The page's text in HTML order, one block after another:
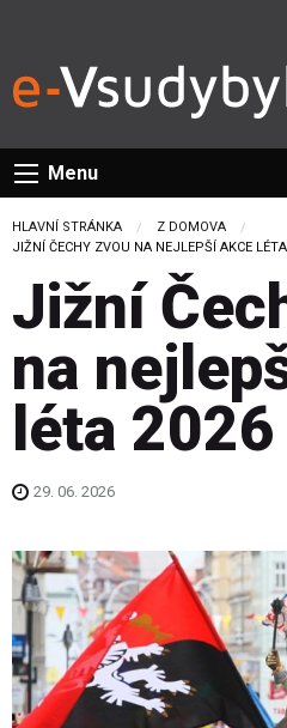
Menu
HLAVNÍ STRÁNKA
Z DOMOVA
CURRENT:
JIŽNÍ ČECHY ZVOU NA NEJLEPŠÍ AKCE
Jižní
na
léta 2026
29. 06. 2026